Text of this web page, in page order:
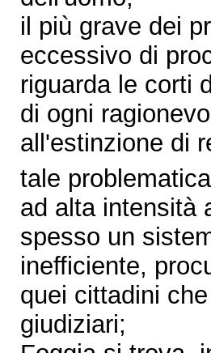
il più grave dei
eccessivo di
riguarda le corti
di ogni
all'estinzione di
tale
ad alta intensità
spesso un
inefficiente,
quei cittadini
giudiziari;